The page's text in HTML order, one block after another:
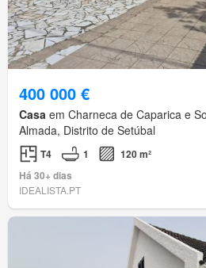
400 000 €
Casa em Charneca de Caparica e
Almada, Distrito de Setúbal
T4 1
120 m²
Há 30+ dias
IDEALISTA.PT